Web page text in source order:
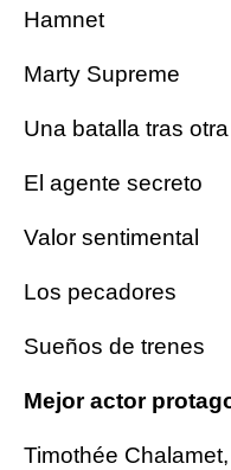
Hamnet
Marty Supreme
Una batalla tras otra
El agente secreto
Valor sentimental
Los pecadores
Sueños de trenes
Mejor actor
Timothée